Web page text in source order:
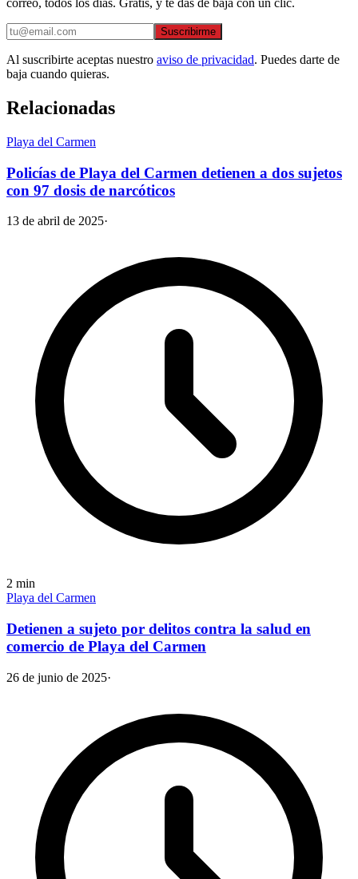
correo, todos los días. Gratis, y te das de baja con un clic.
Suscribirme
Al suscribirte aceptas nuestro aviso de privacidad. Puedes darte de
baja cuando quieras.
Relacionadas
Playa del Carmen
Policías de Playa del Carmen detienen a dos sujetos
con 97 dosis de narcóticos
13 de abril de 2025·
2 min
Playa del Carmen
Detienen a sujeto por delitos contra la salud en
comercio de Playa del Carmen
26 de junio de 2025·